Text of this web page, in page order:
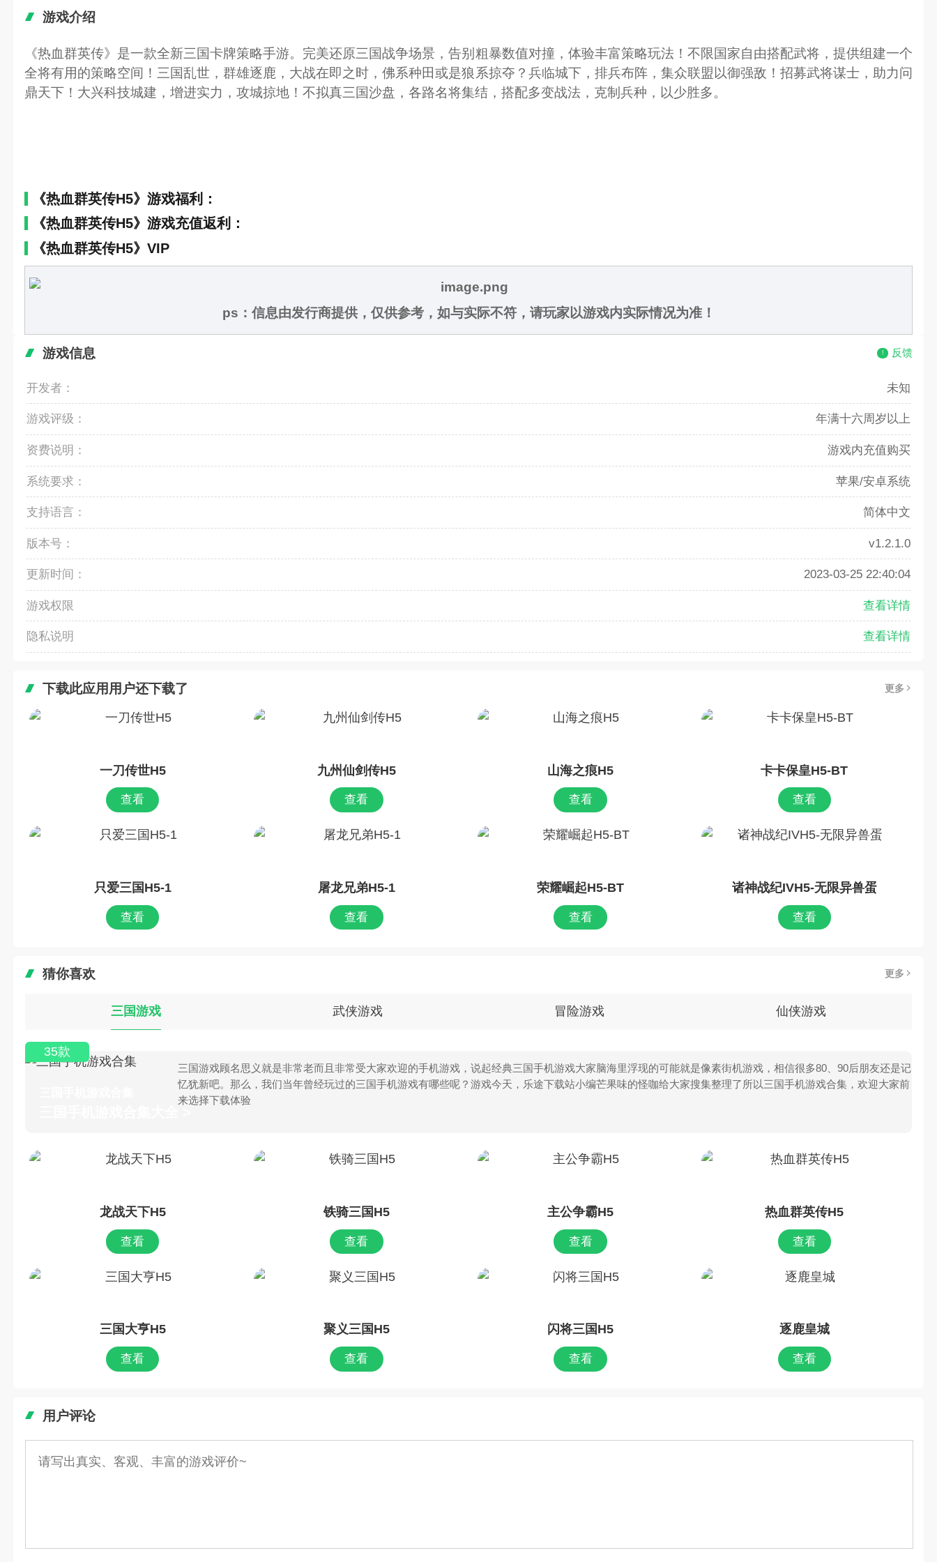
游戏介绍
《热血群英传》是一款全新三国卡牌策略手游。完美还原三国战争场景，告别粗暴数值对撞，体验丰富策略玩法！不限国家自由搭配武将，提供组建一个
全将有用的策略空间！三国乱世，群雄逐鹿，大战在即之时，佛系种田或是狼系掠夺？兵临城下，排兵布阵，集众联盟以御强敌！招募武将谋士，助力问
鼎天下！大兴科技城建，增进实力，攻城掠地！不拟真三国沙盘，各路名将集结，搭配多变战法，克制兵种，以少胜多。
《热血群英传H5》游戏福利：
《热血群英传H5》游戏充值返利：
《热血群英传H5》VIP
ps：信息由发行商提供，仅供参考，如与实际不符，请玩家以游戏内实际情况为准！
游戏信息 反馈
开发者： 未知
游戏评级： 年满十六周岁以上
资费说明： 游戏内充值购买
系统要求： 苹果/安卓系统
支持语言： 简体中文
版本号： v1.2.1.0
更新时间： 2023-03-25 22:40:04
游戏权限 查看详情
隐私说明 查看详情
下载此应用用户还下载了 更多
一刀传世H5
查看
九州仙剑传H5
查看
山海之痕H5
查看
卡卡保皇H5-BT
查看
只爱三国H5-1
查看
屠龙兄弟H5-1
查看
荣耀崛起H5-BT
查看
诸神战纪IVH5-无限异兽蛋
查看
猜你喜欢 更多
三国游戏 武侠游戏 冒险游戏 仙侠游戏
三国游戏顾名思义就是非常老而且非常受大家欢迎的手机游戏，说起经典三国手机游戏大家脑海里浮现的可能就是像素街机游戏，相信很多80、90后朋友还是记
忆犹新吧。那么，我们当年曾经玩过的三国手机游戏有哪些呢？游戏今天，乐途下载站小编芒果味的怪咖给大家搜集整理了所以三国手机游戏合集，欢迎大家前
来选择下载体验
35款
龙战天下H5
查看
铁骑三国H5
查看
主公争霸H5
查看
热血群英传H5
查看
三国大亨H5
查看
聚义三国H5
查看
闪将三国H5
查看
逐鹿皇城
查看
用户评论